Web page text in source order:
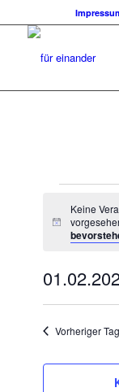
für
2025
Hinweis
Keine
Vorheriger Tag